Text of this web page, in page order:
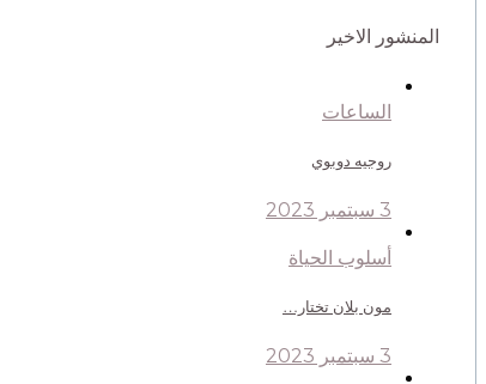
المنشور الاخير
الساعات
روجيه دوبوي
3 سبتمبر 2023
أسلوب الحياة
مون بلان تختار…
3 سبتمبر 2023